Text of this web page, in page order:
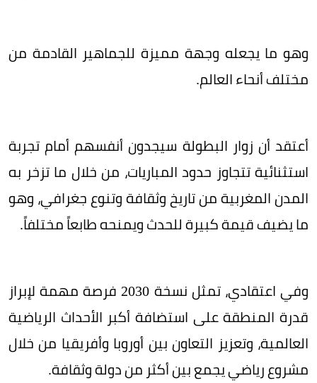
وهو ما يجعله وجهة مميزة للجماهير القادمة من
مختلف أنحاء العالم.
أعتقد أن زوار البطولة سيجدون أنفسهم أمام تجربة
استثنائية تتجاوز حدود المباريات، من خلال ما تزخر به
المدن المغربية من تاريخ وثقافة وتنوع جغرافي، وهو
ما يضيف قيمة كبيرة للحدث ويمنحه طابعاً مختلفاً.
وفي اعتقادي، تمثل نسخة 2030 فرصة مهمة لإبراز
قدرة المنطقة على استضافة أكبر الأحداث الرياضية
العالمية، وتعزيز التعاون بين أوروبا وأفريقيا من خلال
مشروع رياضي يجمع بين أكثر من دولة وثقافة.